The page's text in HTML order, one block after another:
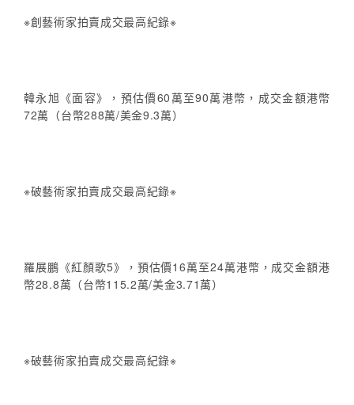
※創藝術家拍賣成交最高紀錄※
韓永旭《面容》，預估價60萬至90萬港幣，成交金額港幣
72萬（台幣288萬/美金9.3萬）
※破藝術家拍賣成交最高紀錄※
羅展鵬《紅顏歌5》，預估價16萬至24萬港幣，成交金額港
幣28.8萬（台幣115.2萬/美金3.71萬）
※破藝術家拍賣成交最高紀錄※